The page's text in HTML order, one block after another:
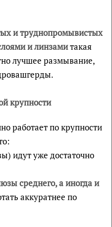
и труднопромывистых
и линзамитакая
лучшее размывание,
крупности
работает по крупности
идут уже достаточно
среднего, а иногда и
аккуратнее по